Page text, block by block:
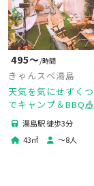
495〜/時間
きゃんスペ湯島
天気を気にせずく
でキャンプ＆
ジェクター✨たこパ
ー/親睦会/デート【
スーパー1分】
湯島駅 徒歩3分
43㎡ 〜8人